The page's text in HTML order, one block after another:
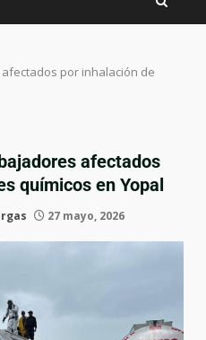
por inhalación de
afectados
químicos en Yopal
27 mayo, 2026